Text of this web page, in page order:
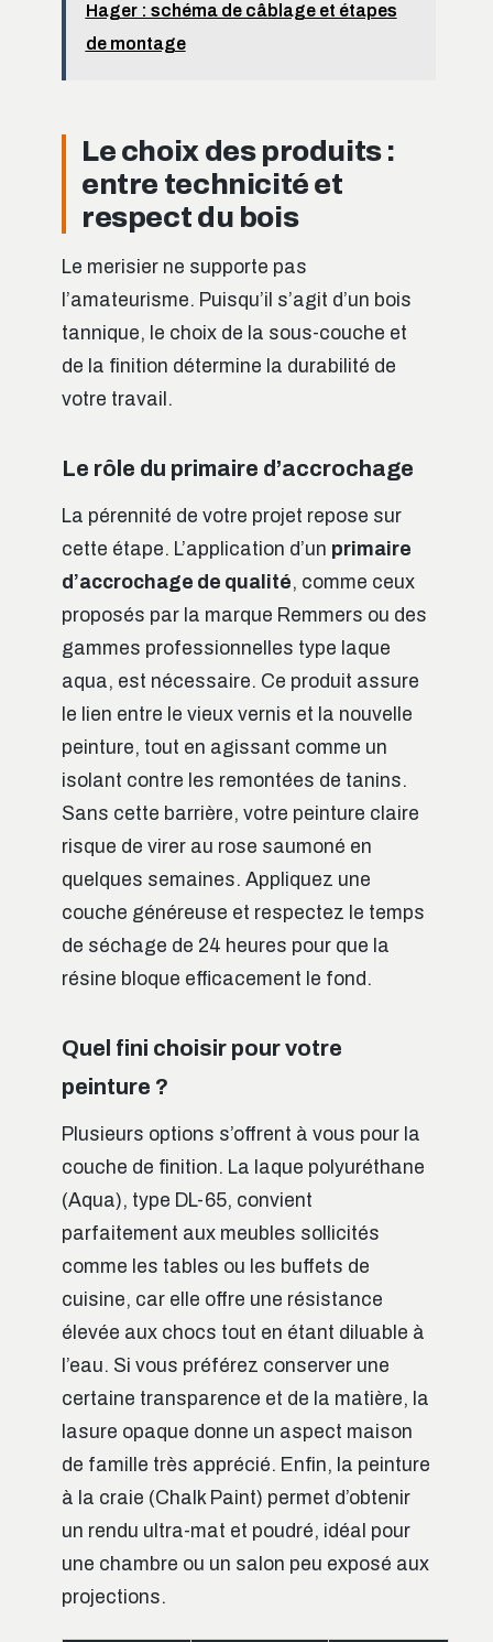
Hager : schéma de câblage et étapes
de montage
Le choix des produits :
entre technicité et
respect du bois
Le merisier ne supporte pas
l’amateurisme. Puisqu’il s’agit d’un bois
tannique, le choix de la sous-couche et
de la finition détermine la durabilité de
votre travail.
Le rôle du primaire d’accrochage
La pérennité de votre projet repose sur
cette étape. L’application d’un primaire
d’accrochage de qualité, comme ceux
proposés par la marque Remmers ou des
gammes professionnelles type laque
aqua, est nécessaire. Ce produit assure
le lien entre le vieux vernis et la nouvelle
peinture, tout en agissant comme un
isolant contre les remontées de tanins.
Sans cette barrière, votre peinture claire
risque de virer au rose saumoné en
quelques semaines. Appliquez une
couche généreuse et respectez le temps
de séchage de 24 heures pour que la
résine bloque efficacement le fond.
Quel fini choisir pour votre
peinture ?
Plusieurs options s’offrent à vous pour la
couche de finition. La laque polyuréthane
(Aqua), type DL-65, convient
parfaitement aux meubles sollicités
comme les tables ou les buffets de
cuisine, car elle offre une résistance
élevée aux chocs tout en étant diluable à
l’eau. Si vous préférez conserver une
certaine transparence et de la matière, la
lasure opaque donne un aspect maison
de famille très apprécié. Enfin, la peinture
à la craie (Chalk Paint) permet d’obtenir
un rendu ultra-mat et poudré, idéal pour
une chambre ou un salon peu exposé aux
projections.